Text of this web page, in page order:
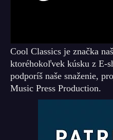
Cool Classics je značka
ktoréhokoľvek kúsku z E-
podporíš naše snaženie,
Music Press Production.